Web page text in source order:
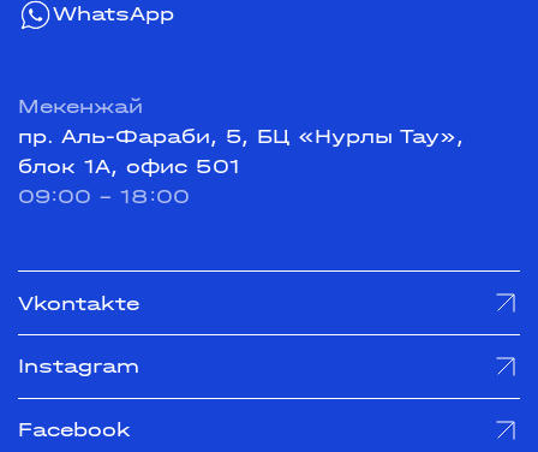
WhatsApp
Мекенжай
пр. Аль-Фараби, 5, БЦ «Нурлы Тау»,
блок 1А, офис 501
09:00 - 18:00
Vkontakte
Instagram
Facebook